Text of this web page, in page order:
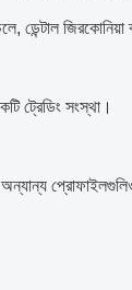
ডেন্টাল
ট্রেডিং সংস্থা।